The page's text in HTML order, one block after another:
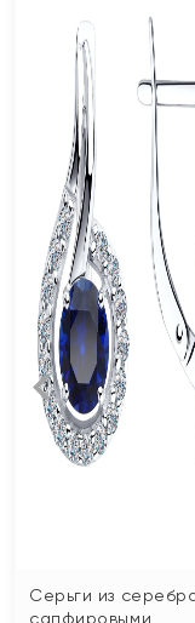
Серьги из
сапфировыми